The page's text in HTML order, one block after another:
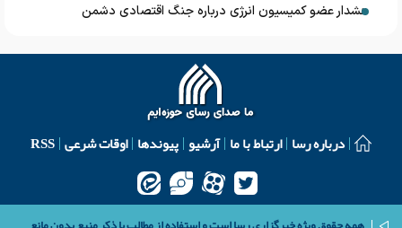
هشدار عضو کمیسیون انرژی درباره جنگ اقتصادی دشمن
درباره رسا ارتباط با ما آرشیو پیوندها اوقات شرعی RSS